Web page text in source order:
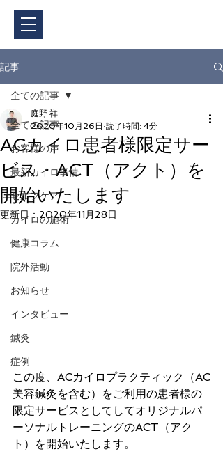
記事
全ての記事
お客様の声
最新カイロ事情
セルフケア
カイロの施術
健康コラム
院外活動
お知らせ
インタビュー
鍼灸
症例
全ての記事
ACカイロ患者様限定サー
ビス・ACT（アクト）を
開始いたします
庭野 祥
2020年10月26日 読了時間: 4分
更新日：2020年11月28日
この度、ACカイロプラクティック（AC
美容鍼灸を含む）をご利用の患者様の
限定サービスとしてしてオリジナルパ
ーソナルトレーニングのACT（アク
ト）を開始いたします。